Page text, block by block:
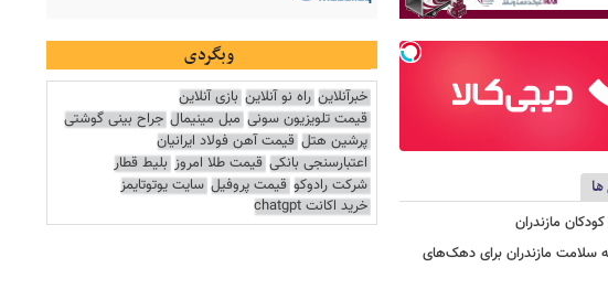
مازندران
سلامت مازندران برای دهک‌های
وبگردی
خبرآنلاین راه نو آنلاین بازی آنلاین
قیمت تلویزیون سونی مبل مینیمال جراح بینی گوشتی
پرشین هتل قیمت آهن فولاد ایرانیان
اعتبارسنجی بانکی قیمت طلا امروز بلیط قطار
شرکت رادوکو قیمت پروفیل سایت یوتوتایمز
خرید اکانت chatgpt